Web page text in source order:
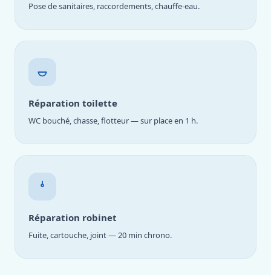
Pose de sanitaires, raccordements, chauffe-eau.
Réparation toilette
WC bouché, chasse, flotteur — sur place en 1 h.
Réparation robinet
Fuite, cartouche, joint — 20 min chrono.